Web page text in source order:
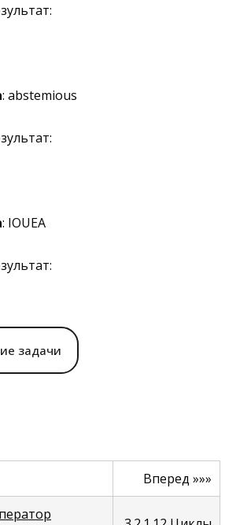
: abstemious
: IOUEA
задачи
Вперед »»»